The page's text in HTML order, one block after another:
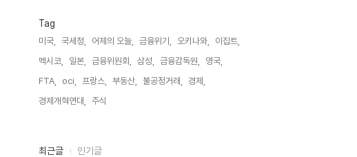
Tag
미국, 국세청, 어제의 오늘, 금융위기, 오키나와,
이집트,
멕시코,
일본, 금융위원회, 삼성, 금융감독원,
영국,
FTA,
oci, 프랑스, 부동산, 불공정거래,
경제,
경제개혁연대,
주식,
최
최근글 인기글